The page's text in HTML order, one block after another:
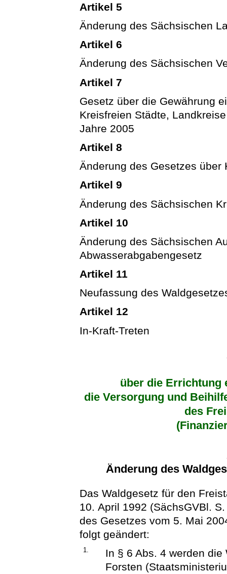
Artikel 5
Änderung des Sächsischen
Artikel 6
Änderung des Sächsischen
Artikel 7
Gesetz über die Gewährung
Kreisfreien Städte,
Jahre 2005
Artikel 8
Änderung des Gesetzes über
Artikel 9
Änderung des Sächsischen
Artikel 10
Änderung des Sächsischen
Abwasserabgabengesetz
Artikel 11
Neufassung des
Artikel 12
In-Kraft-Treten
über die Errichtung
die Versorgung und
des
Änderung des
Das Waldgesetz für den
10. April 1992 (SächsGVBl.
des Gesetzes vom 5. Mai
folgt geändert:
1.
In § 6 Abs. 4 werden
Forsten